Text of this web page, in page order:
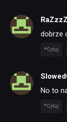
dobrze
Cytuj
No to
Cytuj